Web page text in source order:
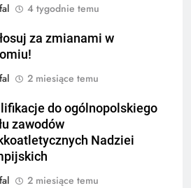
4 tygodnie temu
za zmianami w
2 miesiące temu
do ogólnopolskiego
zawodów
Nadziei
2 miesiące temu